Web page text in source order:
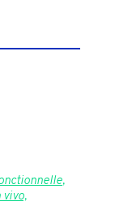
,
vivo,